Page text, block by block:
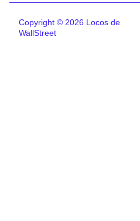
Copyright © 2026 Locos de
WallStreet